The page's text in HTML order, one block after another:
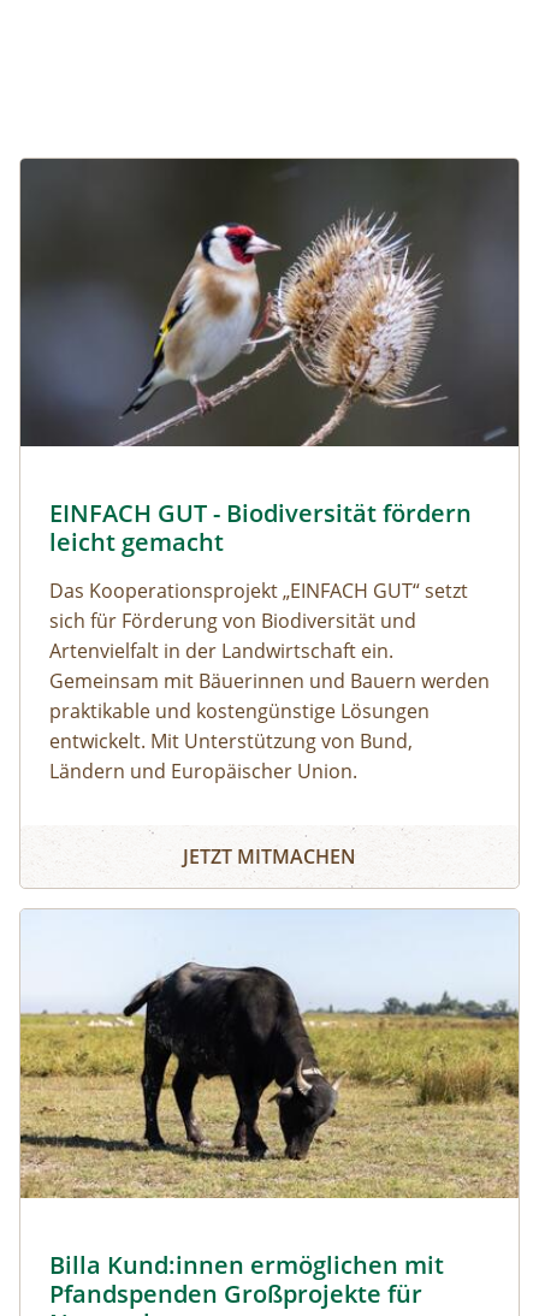
EINFACH GUT - Biodiversität fördern
leicht gemacht
Das Kooperationsprojekt „EINFACH GUT“ setzt
sich für Förderung von Biodiversität und
Artenvielfalt in der Landwirtschaft ein.
Gemeinsam mit Bäuerinnen und Bauern werden
praktikable und kostengünstige Lösungen
entwickelt. Mit Unterstützung von Bund,
Ländern und Europäischer Union.
JETZT MITMACHEN
Billa Kund:innen ermöglichen mit
Pfandspenden Großprojekte für